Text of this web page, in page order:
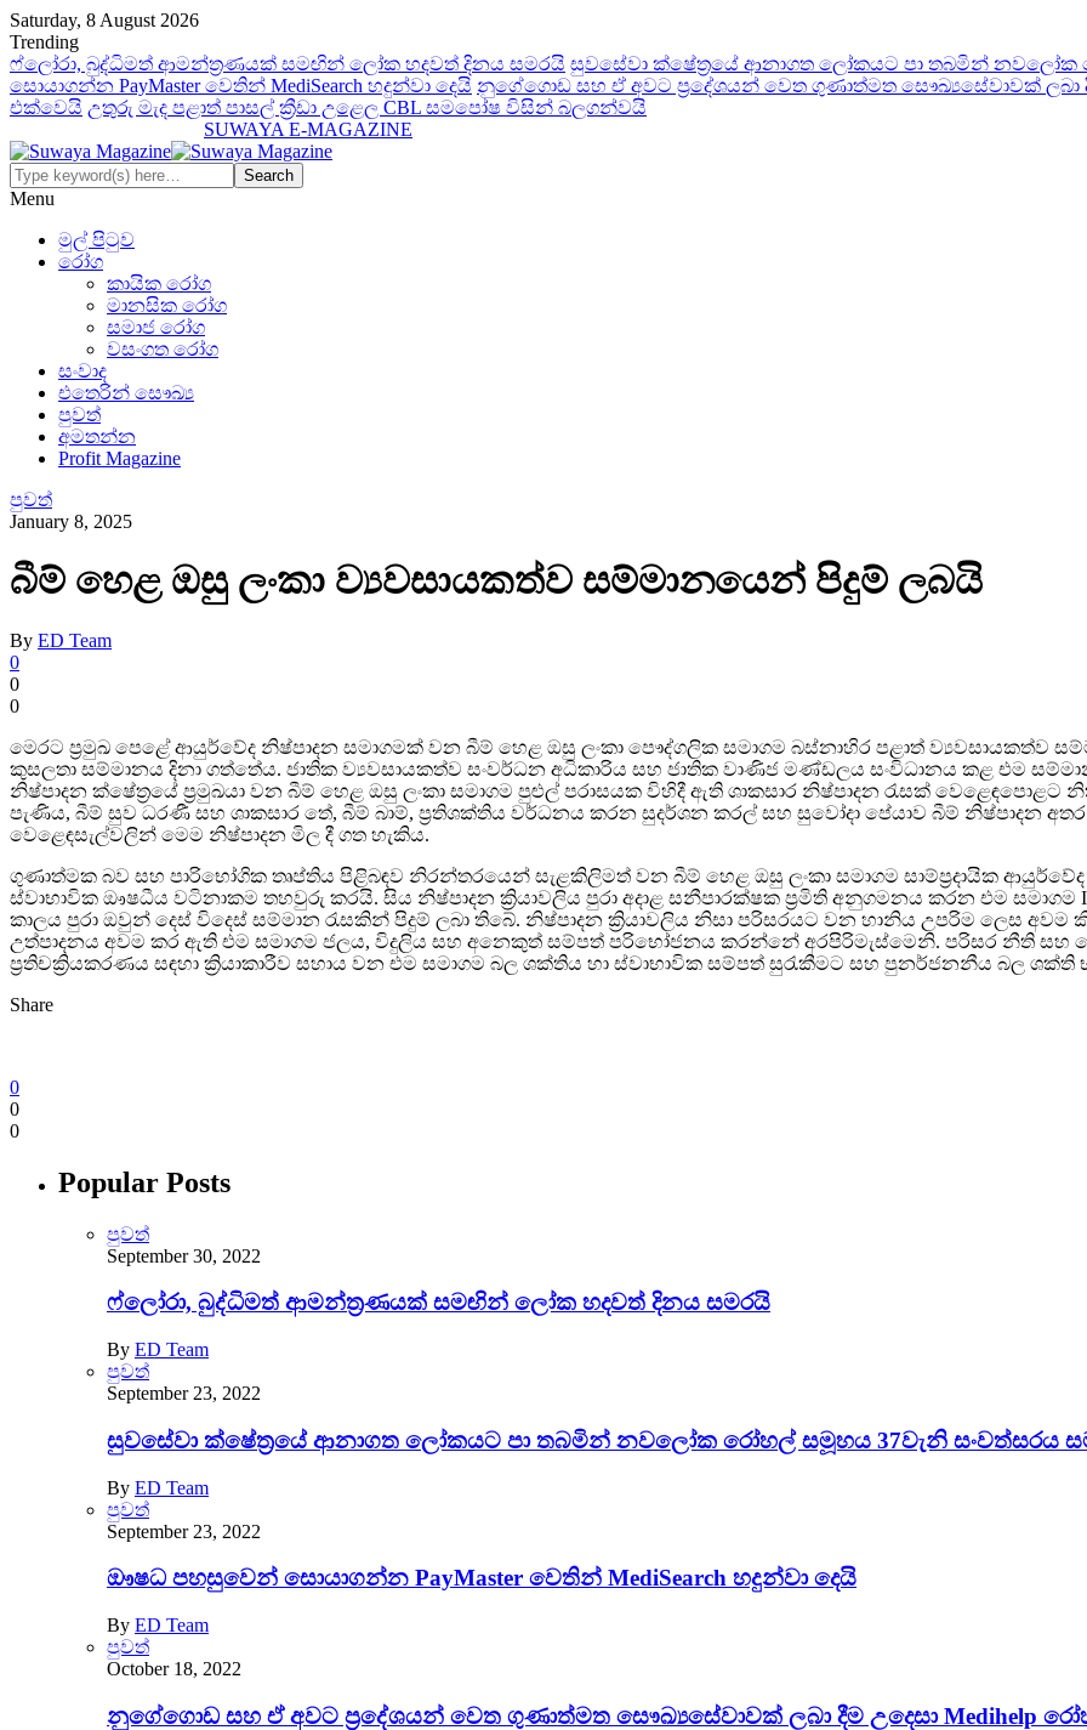
Saturday, 8 August 2026
Trending
ෆ්ලෝරා, බුද්ධිමත් ආමන්ත්‍රණයක් සමඟින් ලෝක හදවත් දිනය සමරයි සුවසේවා ක්ෂේත්‍රයේ ආනාගත ලෝකයට පා තබමින් නවලෝක
සොයාගන්න PayMaster වෙතින් MediSearch හදුන්වා දෙයි නුගේගොඩ සහ ඒ අවට ප‍්‍රදේශයන් වෙත ගුණාත්මත සෞඛ්‍යසේවාවක් ලබා දීම
එක්වෙයි උතුරු මැද පළාත් පාසල් ක්‍රීඩා උළෙල CBL සමපෝෂ විසින් බලගන්වයි
SUWAYA E-MAGAZINE
Menu
මුල් පිටුව
රෝග
කායික රෝග
මානසික රෝග
සමාජ රෝග
වසංගත රෝග
සංවාද
එතෙරින් සෞඛ්‍ය
පුවත්
අමතන්න
Profit Magazine
පුවත්
January 8, 2025
බීම් හෙළ ඔසු ලංකා ව්‍යවසායකත්ව සම්මානයෙන් පිදුම් ලබයි
By ED Team
0
0
0
මෙරට ප්‍රමුඛ පෙළේ ආයුර්වේද නිෂ්පාදන සමාගමක් වන බීම් හෙළ ඔසු ලංකා පෞද්ගලික සමාගම බස්නාහිර පළාත් ව්‍යවසායකත්ව
කුසලතා සම්මානය දිනා ගත්තේය. ජාතික ව්‍යවසායකත්ව සංවර්ධන අධිකාරිය සහ ජාතික වාණිජ මණ්ඩලය සංවිධානය කළ එම
නිෂ්පාදන ක්ෂේත්‍රයේ ප්‍රමුඛයා වන බීම් හෙළ ඔසු ලංකා සමාගම පුළුල් පරාසයක විහිදී ඇති ශාකසාර නිෂ්පාදන රැසක්
පැණිය, බීම් සුව ධරණී සහ ශාකසාර තේ, බීම් බාම්, ප්‍රතිශක්තිය වර්ධනය කරන සුදර්ශන කරල් සහ සුවෝදා පේයාව බීම් නිෂ්පාදන
වෙළෙඳසැල්වලින් මෙම නිෂ්පාදන මිල දී ගත හැකිය.
ගුණාත්මක බව සහ පාරිභෝගික තෘප්තිය පිළිබඳව නිරන්තරයෙන් සැළකිලිමත් වන බීම් හෙළ ඔසු ලංකා සමාගම සාම්ප්‍රදායික
ස්වාභාවික ඖෂධීය වටිනාකම තහවුරු කරයි. සිය නිෂ්පාදන ක්‍රියාවලිය පුරා අදාළ සනීපාරක්ෂක ප්‍රමිති අනුගමනය කරන එම සමාගම
කාලය පුරා ඔවුන් දෙස් විදෙස් සම්මාන රැසකින් පිදුම් ලබා තිබේ. නිෂ්පාදන ක්‍රියාවලිය නිසා පරිසරයට වන හානිය උපරිම ලෙස අවම
උත්පාදනය අවම කර ඇති එම සමාගම ජලය, විදුලිය සහ අනෙකුත් සම්පත් පරිභෝජනය කරන්නේ අරපිරිමැස්මෙනි. පරිසර නීති
ප්‍රතිචක්‍රියකරණය සඳහා ක්‍රියාකාරීව සහාය වන එම සමාගම බල ශක්තිය හා ස්වාභාවික සම්පත් සුරැකීමට සහ පුනර්ජනනීය බල
Share
0
0
0
Popular Posts
පුවත්
September 30, 2022
ෆ්ලෝරා, බුද්ධිමත් ආමන්ත්‍රණයක් සමඟින් ලෝක හදවත් දිනය සමරයි
By ED Team
පුවත්
September 23, 2022
සුවසේවා ක්ෂේත්‍රයේ ආනාගත ලෝකයට පා තබමින් නවලෝක රෝහල් සමූහය 37වැනි සංවත්සරය
By ED Team
පුවත්
September 23, 2022
ඖෂධ පහසුවෙන් සොයාගන්න PayMaster වෙතින් MediSearch හදුන්වා දෙයි
By ED Team
පුවත්
October 18, 2022
නුගේගොඩ සහ ඒ අවට ප‍්‍රදේශයන් වෙත ගුණාත්මත සෞඛ්‍යසේවාවක් ලබා දීම උදෙසා Medihelp